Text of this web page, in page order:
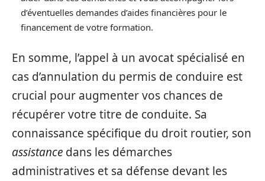
d’éventuelles demandes d’aides financières pour le
financement de votre formation.
En somme, l’appel à un avocat spécialisé en
cas d’annulation du permis de conduire est
crucial pour augmenter vos chances de
récupérer votre titre de conduite. Sa
connaissance spécifique du droit routier, son
assistance dans les démarches
administratives et sa défense devant les